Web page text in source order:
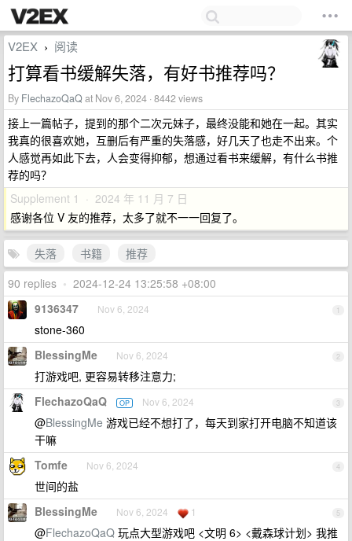
V2EX › 阅读
打算看书缓解失落，有好书推荐吗？
By FlechazoQaQat Nov 6, 2024 · 8442 views
接上一篇帖子，提到的那个二次元妹子，最终没能和她在一起。其实
我真的很喜欢她，互删后有严重的失落感，好几天了也走不出来。个
人感觉再如此下去，人会变得抑郁，想通过看书来缓解，有什么书推
荐的吗？
Supplement 1 · 2024 年 11 月 7 日
感谢各位 V 友的推荐，太多了就不一一回复了。
失落 书籍
推荐
90 replies • 2024-12-24 13:25:58 +08:00
1
9136347 Nov 6, 2024
stone-360
2
BlessingMe Nov 6, 2024
打游戏吧, 更容易转移注意力;
3
FlechazoQaQ OP Nov 6, 2024
@BlessingMe 游戏已经不想打了，每天到家打开电脑不知道该
干嘛
4
Tomfe Nov 6, 2024
世间的盐
5
BlessingMe Nov 6, 2024 1
@FlechazoQaQ 玩点大型游戏吧 <文明 6> <戴森球计划> 我推